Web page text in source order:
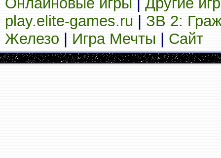
play.elite-games.ru
ЗВ 2:
Железо
Игра Мечты Сайт